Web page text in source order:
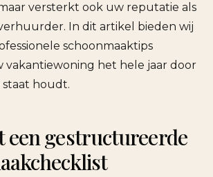
versterkt ook uw reputatie als
In dit artikel bieden wij
schoonmaaktips
vakantiewoning het hele jaar door
houdt.
een gestructureerde